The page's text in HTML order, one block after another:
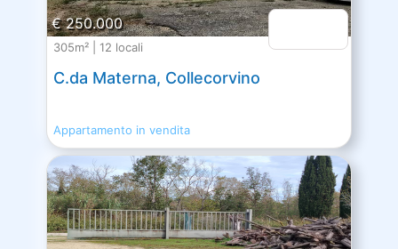
€ 250.000
305m² | 12 locali
C.da Materna, Collecorvino
Appartamento in vendita